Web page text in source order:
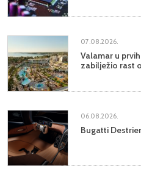
07.08.2026.
Valamar u
zabilježio rast
06.08.2026.
Bugatti